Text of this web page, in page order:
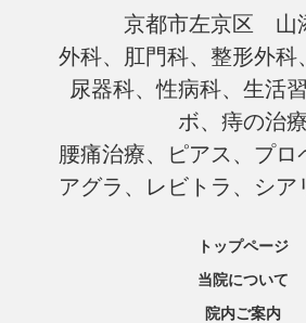
京都市左京区 山
外科、肛門科、整形外科
尿器科、性病科、生活
ボ、痔の治療
腰痛治療、ピアス、プロ
アグラ、レビトラ、シア
トップページ
当院について
院内ご案内